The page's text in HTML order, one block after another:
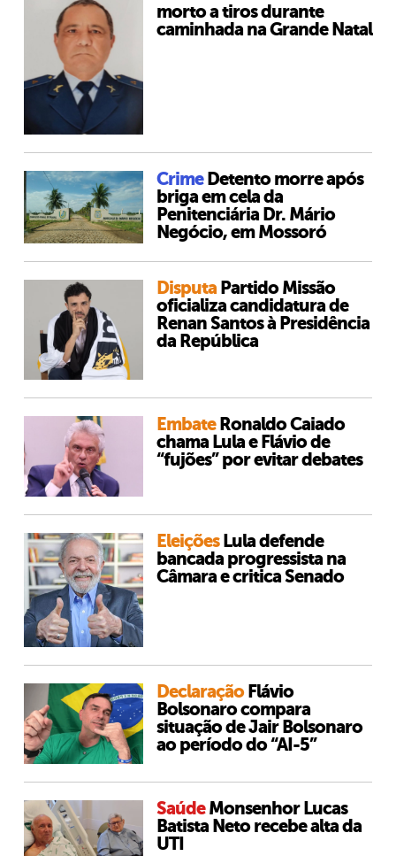
morto a tiros durante
caminhada na Grande Natal
CrimeDetento morre após
briga em cela da
Penitenciária Dr. Mário
Negócio, em Mossoró
Disputa Partido Missão
oficializa candidatura de
Renan Santos à Presidência
da República
Embate Ronaldo Caiado
chama Lula e Flávio de
“fujões” por evitar debates
Eleições Lula defende
bancada progressista na
Câmara e critica Senado
Declaração Flávio
Bolsonaro compara
situação de Jair Bolsonaro
ao período do “AI-5”
SaúdeMonsenhor Lucas
Batista Neto recebe alta da
UTI